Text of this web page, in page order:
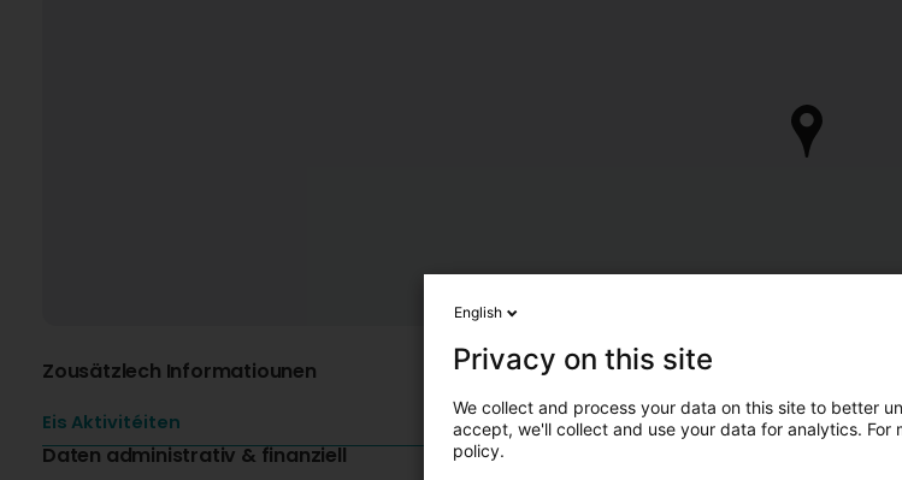
Zousätzlech Informatiounen
Eis Aktivitéiten
Daten administrativ & finanziell
English
Privacy on this site
We collect and process your data on this site to better
accept, we'll collect and use your data for analytics. For
policy.